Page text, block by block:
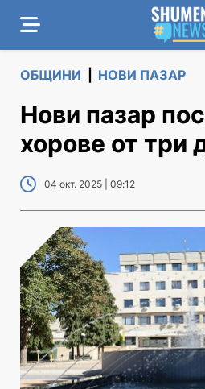
ОБЩИНИ НОВИ ПАЗАР
Нови пазар
хорове от три
04 окт. 2025 | 09:12